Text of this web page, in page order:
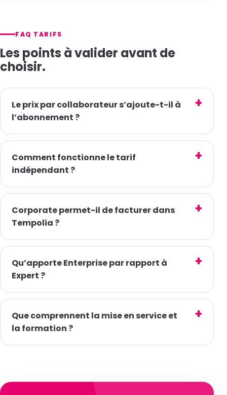
FAQ TARIFS
Les points à valider avant de
choisir.
Le prix par collaborateur s’ajoute-t-il à
l’abonnement ?
Comment fonctionne le tarif
indépendant ?
Corporate permet-il de facturer dans
Tempolia ?
Qu’apporte Enterprise par rapport à
Expert ?
Que comprennent la mise en service et
la formation ?